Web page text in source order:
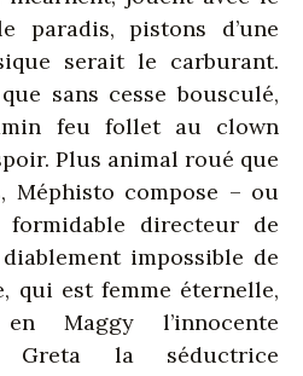
paradis, pistons d’une
serait le carburant.
sans cesse bousculé,
feu follet au clown
Plus animal roué que
Méphisto compose – ou
directeur de
impossible de
qui est femme éternelle,
Maggy l’innocente
Greta la séductrice